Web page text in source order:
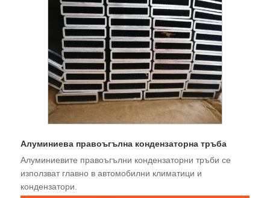
Алуминиева правоъгълна кондензаторна тръба
Алуминиевите правоъгълни кондензаторни тръби се
използват главно в автомобилни климатици и
кондензатори.